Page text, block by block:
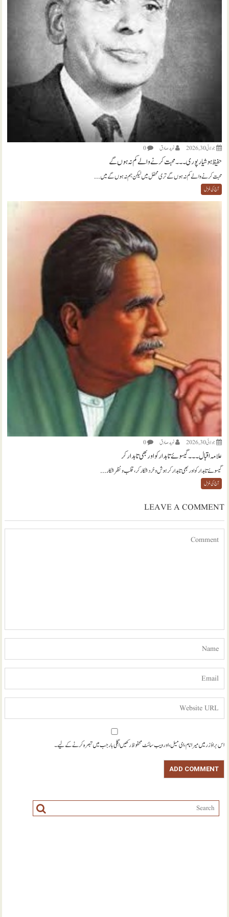
جولائی 30, 2026 نويد صادق 0
حفیظ ہوشیارپوری ۔۔۔ محبت کرنے والے کم نہ ہوں گے
محبت کرنے والے کم نہ ہوں گے تری محفل میں لیکن ہم نہ ہوں گے میں...
آج کی غزل
جولائی 30, 2026 نويد صادق 0
علامہ اقبال ۔۔۔ گیسوئے تابدار کو اور بھی تابدار کر
گیسوئے تابدار کو اور بھی تابدار کر ہوش و خرد شکار کر، قلب و نظر شکار...
آج کی غزل
LEAVE A COMMENT
اس براؤزر میں میرا نام، ای میل، اور ویب سائٹ محفوظ رکھیں اگلی بار جب میں تبصرہ کرنے کےلیے۔